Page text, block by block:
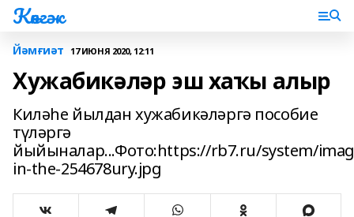
Көнгәк
Йәмғиәт 17 ИЮНЯ 2020, 12:11
Хужабикәләр эш хаҡы алыр
Киләһе йылдан хужабикәләргә пособие
түләргә
йыйыналар...Фото:https://rb7.ru/system/
in-the-254678ury.jpg